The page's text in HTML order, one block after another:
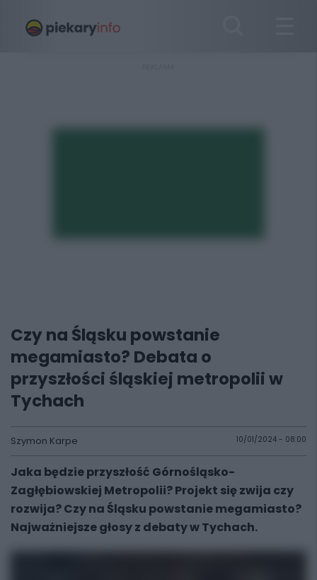
Czy na Śląsku powstanie
megamiasto? Debata o
przyszłości śląskiej metropolii w
Tychach
Szymon Karpe 10/01/2024 - 08:00
Jaka będzie przyszłość Górnośląsko-
Zagłębiowskiej Metropolii? Projekt się zwija czy
rozwija? Czy na Śląsku powstanie megamiasto?
Najważniejsze głosy z debaty w Tychach.